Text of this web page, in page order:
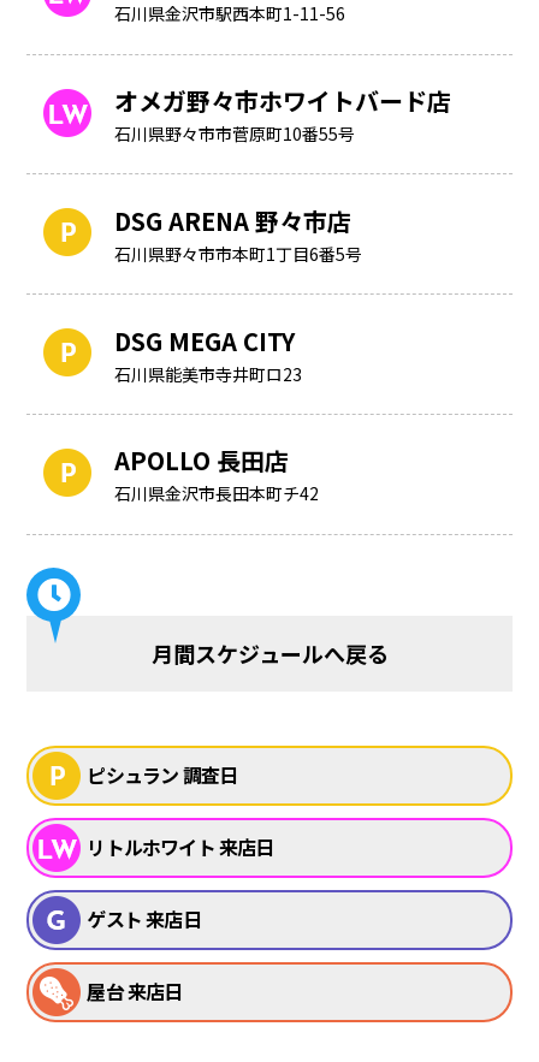
石川県金沢市駅西本町1-11-56
オメガ野々市ホワイトバード店
石川県野々市市菅原町10番55号
DSG ARENA 野々市店
石川県野々市市本町1丁目6番5号
DSG MEGA CITY
石川県能美市寺井町ロ23
APOLLO 長田店
石川県金沢市長田本町チ42
月間スケジュールへ戻る
ピシュラン 調査日
リトルホワイト 来店日
ゲスト 来店日
屋台 来店日